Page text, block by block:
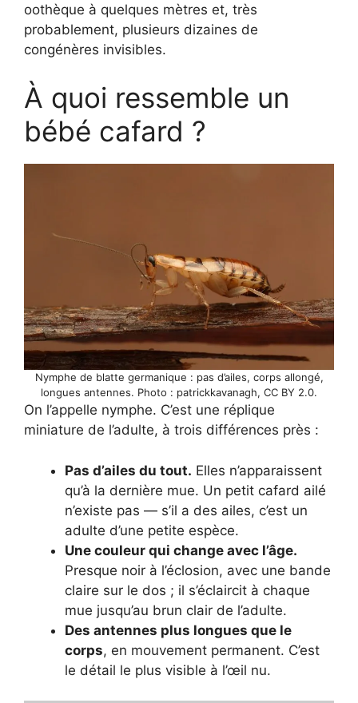
oothèque à quelques mètres et, très
probablement, plusieurs dizaines de
congénères invisibles.
À quoi ressemble un
bébé cafard ?
Nymphe de blatte germanique : pas d’ailes, corps allongé,
longues antennes. Photo : patrickkavanagh, CC BY 2.0.
On l’appelle nymphe. C’est une réplique
miniature de l’adulte, à trois différences près :
Pas d’ailes du tout. Elles n’apparaissent
qu’à la dernière mue. Un petit cafard ailé
n’existe pas — s’il a des ailes, c’est un
adulte d’une petite espèce.
Une couleur qui change avec l’âge.
Presque noir à l’éclosion, avec une bande
claire sur le dos ; il s’éclaircit à chaque
mue jusqu’au brun clair de l’adulte.
Des antennes plus longues que le
corps, en mouvement permanent. C’est
le détail le plus visible à l’œil nu.